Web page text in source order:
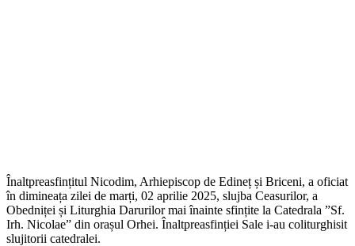
Înaltpreasfințitul Nicodim, Arhiepiscop de Edineț și Briceni, a oficiat
în dimineața zilei de marți, 02 aprilie 2025, slujba Ceasurilor, a
Obedniței și Liturghia Darurilor mai înainte sfințite la Catedrala ”Sf.
Irh. Nicolae” din orașul Orhei. Înaltpreasfinției Sale i-au coliturghisit
slujitorii catedralei.